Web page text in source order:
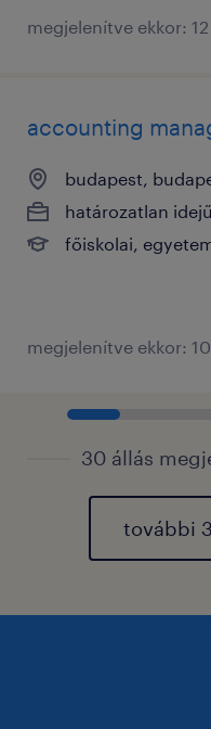
megjelenítve ekkor:
accounting
budapest,
határozatlan idejű
főiskolai,
megjelenítve ekkor:
30 állás
további